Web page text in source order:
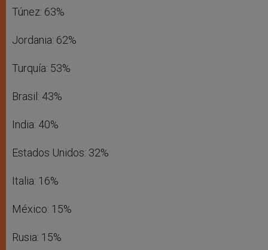
Túnez: 63%
Jordania: 62%
Turquía: 53%
Brasil: 43%
India: 40%
Estados Unidos: 32%
Italia: 16%
México: 15%
Rusia: 15%